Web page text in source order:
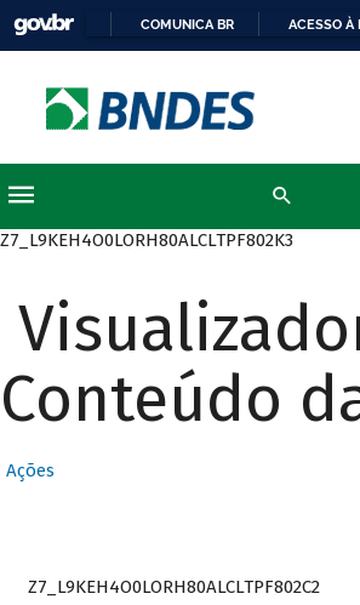
COMUNICA BR ACESSO À
Z7_L9KEH4O0LORH80ALCLTPF802K3
Conteúdo
Ações
Z7_L9KEH4O0LORH80ALCLTPF802C2